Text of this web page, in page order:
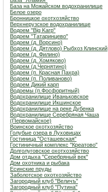
База на Можайском водохранилище
Белое озеро
Бронницкое охотхозяйство
Верхнерузское водохранилище
Водоем "Big Karp"
Водоем "Татаринцево"
Водоем (д. Ворсино)
Водоем (д. Дятлово) Рыбхоз Клинский
Водоем (д. Филино)
Водоем (д. Хомяково)
Водоем (д.Чернятино)
Водоем (п. Красная Пахра)
Водоем (п. Поливаново)
Водоем Дикий карп
Водоемы (п.Фосфоритный)
Водохранилище Иваньковское
Водохранилище Икшинское
Водохранилище на реке Дубенка
Водохранилище Серебряная Чаша
(Первомайское)
Воинское охотхозяйство
Голубые озера в Луховицах
Гостиница "Осташевcкая"
Гостиничный комплекс "Креатово"
Долголуговское охотхозяйство
Дом отдыха "Серебряный век"
Дом охотника и рыбака
Есинские пруды
Заболотское охотхозяйство
Загородный клуб "Величъ"
Загородный клуб "Путина"